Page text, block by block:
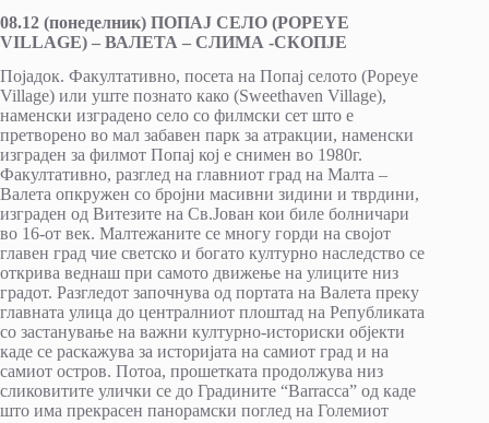
08.12 (понеделник) ПОПАЈ СЕЛО (POPEYE
VILLAGE) – ВАЛЕТА – СЛИМА -СКОПЈЕ
Појадок. Факултативно, посета на Попај селото (Popeye
Village) или уште познато како (Sweethaven Village),
наменски изградено село со филмски сет што е
претворено во мал забавен парк за атракции, наменски
изграден за филмот Попај кој е снимен во 1980г.
Факултативно, разглед на главниот град на Малта –
Валета опкружен со бројни масивни зидини и тврдини,
изграден од Витезите на Св.Јован кои биле болничари
во 16-от век. Малтежаните се многу горди на својот
главен град чие светско и богато културно наследство се
открива веднаш при самото движење на улиците низ
градот. Разгледот започнува од портата на Валета преку
главната улица до централниот плоштад на Републиката
со застанување на важни културно-историски објекти
каде се раскажува за историјата на самиот град и на
самиот остров. Потоа, прошетката продолжува низ
сликовитите улички се до Градините “Barracca” од каде
што има прекрасен панорамски поглед на Големиот